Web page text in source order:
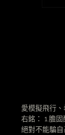
愛模擬飛行
右銘： 1.膽
絕對不能騙